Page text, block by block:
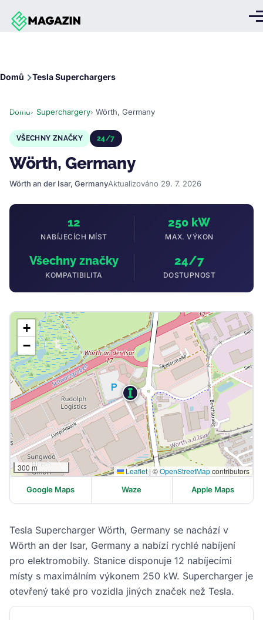
Přejít k hlavnímu obsahu
Domů Tesla Superchargers
Domů Superchargery Wörth, Germany
VŠECHNY ZNAČKY 24/7
Wörth, Germany
Wörth an der Isar, GermanyAktualizováno 29. 7. 2026
12
NABÍJECÍCH MÍST
250 kW
MAX. VÝKON
Všechny značky
KOMPATIBILITA
24/7
DOSTUPNOST
Tesla Supercharger Wörth, Germany se nachází v
Wörth an der Isar, Germany a nabízí rychlé nabíjení
pro elektromobily. Stanice disponuje 12 nabíjecími
místy s maximálním výkonem 250 kW. Supercharger je
otevřený také pro vozidla jiných značek než Tesla.
+
−
300 m Leaflet | ©OpenStreetMapcontributors
Google Maps Waze Apple Maps